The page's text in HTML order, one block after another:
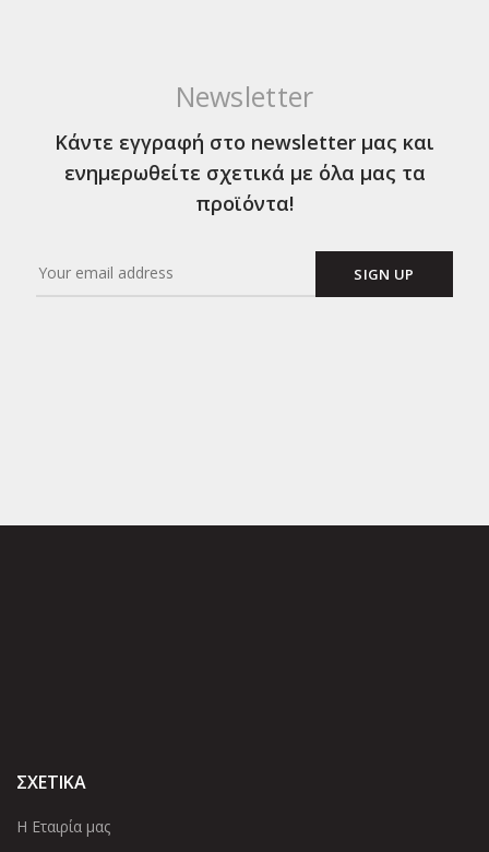
Newsletter
Κάντε εγγραφή στο newsletter μας και
ενημερωθείτε σχετικά με όλα μας τα
προϊόντα!
ΣΧΕΤΙΚΑ
Η Εταιρία μας